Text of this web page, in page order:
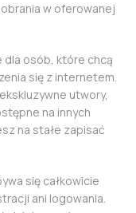
w oferowanej
osób, które chcą
się z internetem.
utwory,
na innych
na stałe zapisać
się całkowicie
ani logowania.